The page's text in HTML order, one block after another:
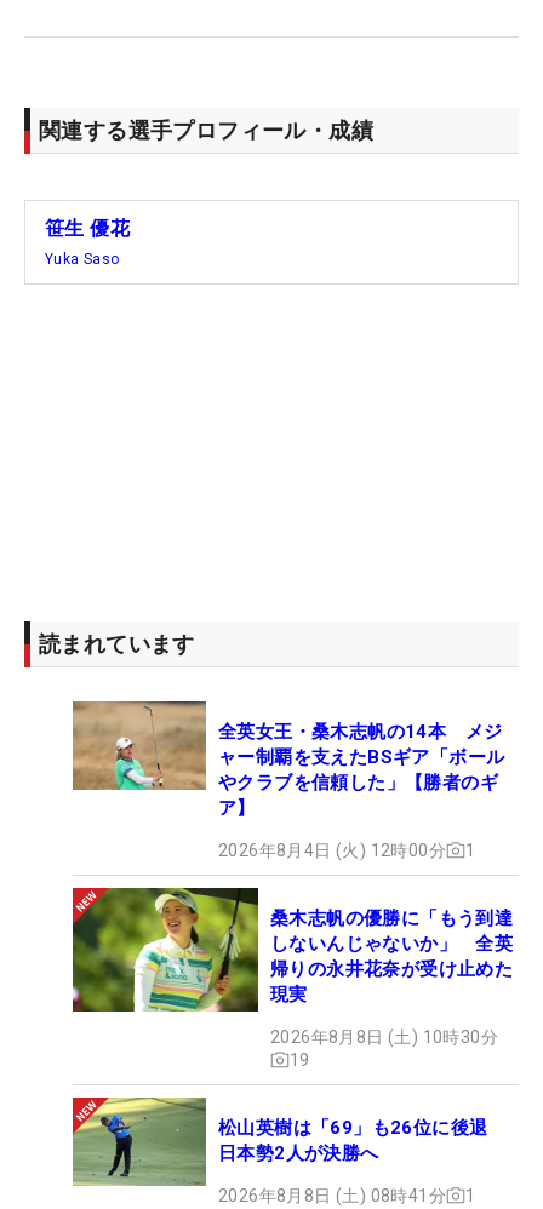
2021年の「全米女子オープン」以来となるメジャー
やることもしっかりできたし、楽しく先輩方とラウ
ンドもできたので」と、激戦を明るく振り返った。
関連する選手プロフィール・成績
笹生 優花
Yuka Saso
読まれています
全英女王・桑木志帆の14本 メジ
ャー制覇を支えたBSギア「ボール
やクラブを信頼した」【勝者のギ
ア】
2026年8月4日 (火) 12時00分 1
桑木志帆の優勝に「もう到達
しないんじゃないか」 全英
帰りの永井花奈が受け止めた
現実
2026年8月8日 (土) 10時30分
19
松山英樹は「69」も26位に後退
日本勢2人が決勝へ
2026年8月8日 (土) 08時41分 1